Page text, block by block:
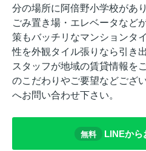
分の場所に阿倍野小学校があ
ごみ置き場・エレベータなど
策もバッチリなマンションタ
性を外観タイル張りなら引き
スタッフが地域の賃貸情報を
のこだわりやご要望などござ
へお問い合わせ下さい。
無料 LINEから